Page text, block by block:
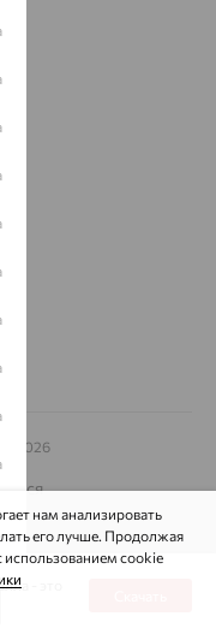
– 2026
- это
нам анализировать
его лучше. Продолжая
использованием cookie